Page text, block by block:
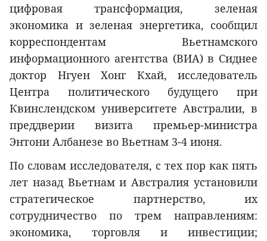
цифровая трансформация, зеленая
экономика и зеленая энергетика, сообщил
корреспондентам Вьетнамского
информационного агентства (ВИА) в Сиднее
доктор Нгуен Хонг Кхай, исследователь
Центра политического будущего при
Квинслендском университете Австралии, в
преддверии визита премьер-министра
Энтони Албанезе во Вьетнам 3-4 июня.
По словам исследователя, с тех пор как пять
лет назад Вьетнам и Австралия установили
стратегическое партнерство, их
сотрудничество по трем направлениям:
экономика, торговля и инвестиции;